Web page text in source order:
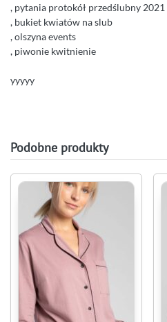
, pytania protokół przedślubny 2021
, bukiet kwiatów na slub
, olszyna events
, piwonie kwitnienie
yyyyy
Podobne produkty